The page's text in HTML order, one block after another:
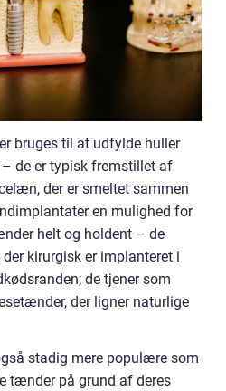
bruges til at udfylde huller
de er typisk fremstillet af
der er smeltet sammen
en mulighed for
helt og holdent – de
kirurgisk er implanteret i
de tjener som
der ligner naturlige
stadig mere populære som
tænder på grund af deres